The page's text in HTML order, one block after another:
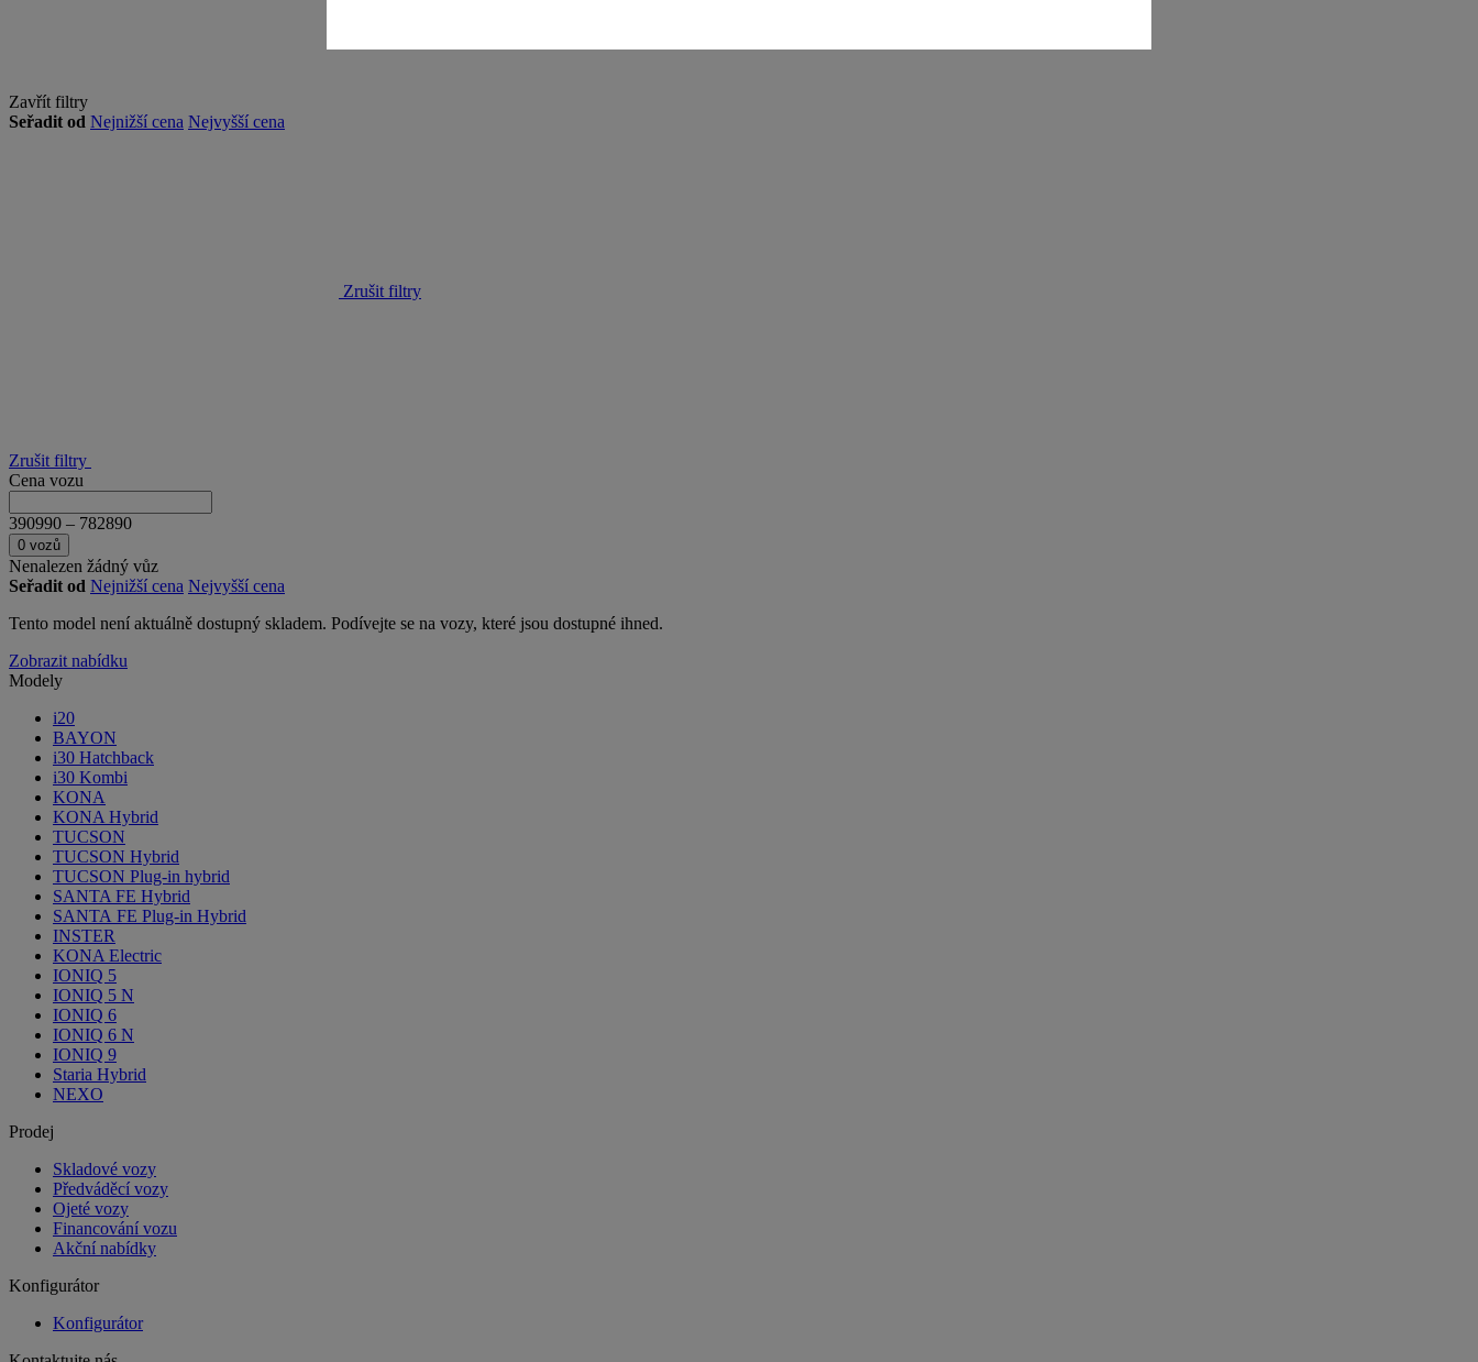
Zavřít filtry
Seřadit od Nejnižší cena Nejvyšší cena
Zrušit filtry
Zrušit filtry
Cena vozu
390990 – 782890
0 vozů
Nenalezen žádný vůz
Seřadit od Nejnižší cena Nejvyšší cena
Tento model není aktuálně dostupný skladem. Podívejte se na vozy, které jsou dostupné ihned.
Zobrazit nabídku
Modely
i20
BAYON
i30 Hatchback
i30 Kombi
KONA
KONA Hybrid
TUCSON
TUCSON Hybrid
TUCSON Plug-in hybrid
SANTA FE Hybrid
SANTA FE Plug-in Hybrid
INSTER
KONA Electric
IONIQ 5
IONIQ 5 N
IONIQ 6
IONIQ 6 N
IONIQ 9
Staria Hybrid
NEXO
Prodej
Skladové vozy
Předváděcí vozy
Ojeté vozy
Financování vozu
Akční nabídky
Konfigurátor
Konfigurátor